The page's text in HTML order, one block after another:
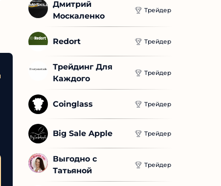
Дмитрий
Москаленко
Трейдер
Redort Трейдер
Трейдинг Для
Каждого
Трейдер
Coinglass Трейдер
Big Sale Apple Трейдер
Выгодно с
Татьяной
Трейдер